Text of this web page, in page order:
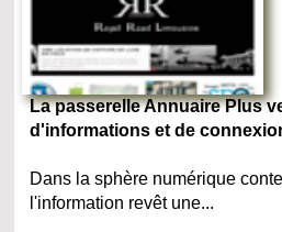
La passerelle Annuaire Plus
d'informations et de
Dans la sphère numérique
l'information revêt une...